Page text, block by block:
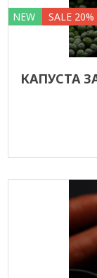
NEW SALE 20%
КАПУСТА